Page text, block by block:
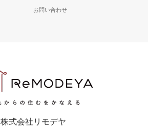
お問い合わせ
株式会社リモデヤ